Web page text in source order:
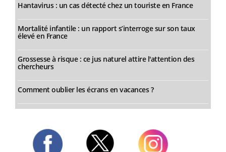
Hantavirus : un cas détecté chez un touriste en France
Mortalité infantile : un rapport s’interroge sur son taux
élevé en France
Grossesse à risque : ce jus naturel attire l'attention des
chercheurs
Comment oublier les écrans en vacances ?